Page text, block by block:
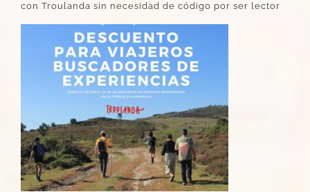
con Troulanda sin necesidad de código por ser lector